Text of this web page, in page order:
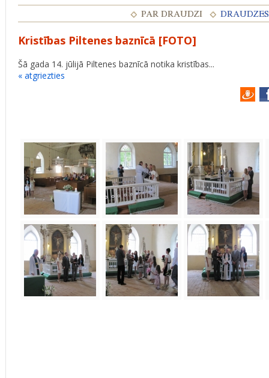
Kristības Piltenes baznīcā [FOTO]
Šā gada 14. jūlijā Piltenes baznīcā notika kristības...
« atgriezties